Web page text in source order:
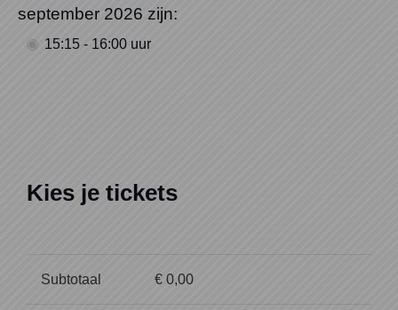
september 2026 zijn:
15:15 - 16:00 uur
Kies je tickets
Subtotaal € 0,00